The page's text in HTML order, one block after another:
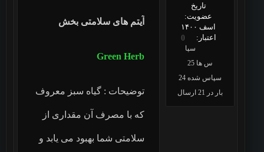
تاریخ
عضویت:
اسف ۱۴۰۰
اعتبار:
0
سپا
س ها 25
سپاس شده 24
بار در 21 ارسال
آیتم های سلامتی بخش
Green Herb
توضیحات : گیاه سبز معروف
که با مصرف آن مقداری از
سلامتی شما بهبود می یابد و